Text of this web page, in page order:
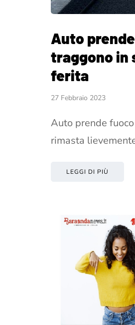
Auto
traggono in
ferita
27 Febbraio 2023
Auto prende
rimasta
LEGGI DI PIÙ